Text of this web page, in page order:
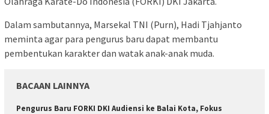
Dalam sambutannya, Marsekal TNI (Purn), Hadi Tjahjanto
meminta agar para pengurus baru dapat membantu
pembentukan karakter dan watak anak-anak muda.
BACAAN LAINNYA
Pengurus Baru FORKI DKI Audiensi ke Balai Kota, Fokus